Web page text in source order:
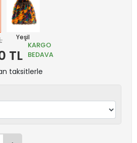
Yeşil
TL
KARGO
BEDAVA
taksitlerle